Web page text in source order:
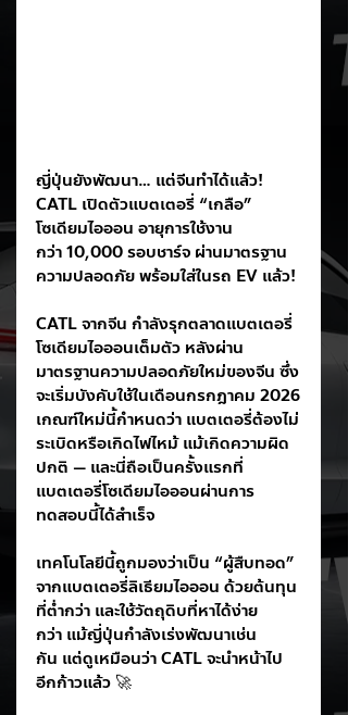
ญี่ปุ่นยังพัฒนา… แต่จีนทำได้แล้ว!
CATL เปิดตัวแบตเตอรี่ “เกลือ”
โซเดียมไอออน อายุการใช้งาน
กว่า 10,000 รอบชาร์จ ผ่านมาตรฐาน
ความปลอดภัย พร้อมใส่ในรถ EV แล้ว!
CATL จากจีน กำลังรุกตลาดแบตเตอรี่
โซเดียมไอออนเต็มตัว หลังผ่าน
มาตรฐานความปลอดภัยใหม่ของจีน ซึ่ง
จะเริ่มบังคับใช้ในเดือนกรกฎาคม 2026
เกณฑ์ใหม่นี้กำหนดว่า แบตเตอรี่ต้องไม่
ระเบิดหรือเกิดไฟไหม้ แม้เกิดความผิด
ปกติ — และนี่ถือเป็นครั้งแรกที่
แบตเตอรี่โซเดียมไอออนผ่านการ
ทดสอบนี้ได้สำเร็จ
เทคโนโลยีนี้ถูกมองว่าเป็น “ผู้สืบทอด”
จากแบตเตอรี่ลิเธียมไอออน ด้วยต้นทุน
ที่ต่ำกว่า และใช้วัตถุดิบที่หาได้ง่าย
กว่า แม้ญี่ปุ่นกำลังเร่งพัฒนาเช่น
กัน แต่ดูเหมือนว่า CATL จะนำหน้าไป
อีกก้าวแล้ว 🚀